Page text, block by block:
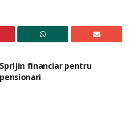
Sprijin financiar pentru
pensionari